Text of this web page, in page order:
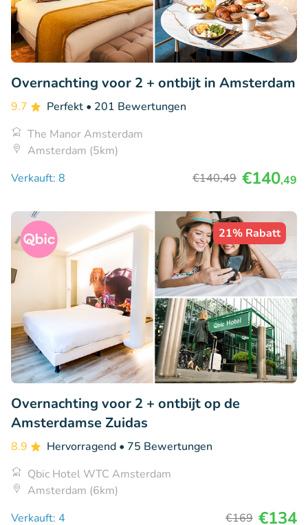
Overnachting voor 2 + ontbijt in Amsterdam
9.7 Perfekt • 201 Bewertungen
The Manor Amsterdam
Amsterdam (5km)
Verkauft: 8
€140,49 €140,49
21% Rabatt
Overnachting voor 2 + ontbijt op de
Amsterdamse Zuidas
8.9 Hervorragend • 75 Bewertungen
Qbic Hotel WTC Amsterdam
Amsterdam (6km)
Verkauft: 4
€169 €134